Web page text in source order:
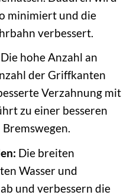
minimiert und die
verbessert.
Die hohe Anzahl an
der Griffkanten
Verzahnung mit
zu einer besseren
Die breiten
Wasser und
und verbessern die